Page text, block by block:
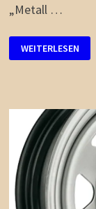
„Metall …
STATT
PLASTIK
WEITERLESEN